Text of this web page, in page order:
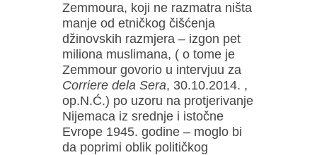
Zemmoura, koji ne razmatra ništa
manje od etničkog čišćenja
džinovskih razmjera – izgon pet
miliona muslimana, ( o tome je
Zemmour govorio u intervjuu za
Corriere dela Sera, 30.10.2014. ,
op.N.Ć.) po uzoru na protjerivanje
Nijemaca iz srednje i istočne
Evrope 1945. godine – moglo bi
da poprimi oblik političkog